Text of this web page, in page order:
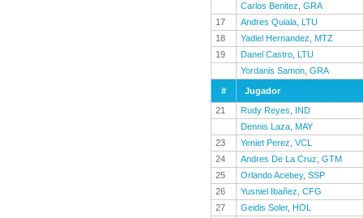
Carlos Benitez GRA
17
Andres Quiala LTU
18
Yadiel Hernandez
MTZ
19
Danel Castro LTU
Yordanis Samon GRA
#
Jugador
21
Rudy Reyes
IND
Dennis Laza MAY
23
Yeniet Perez VCL
24
Andres De La Cruz GTM
25
Orlando Acebey, SSP
26
Yusniel Ibañez CFG
27
Geidis Soler, HOL